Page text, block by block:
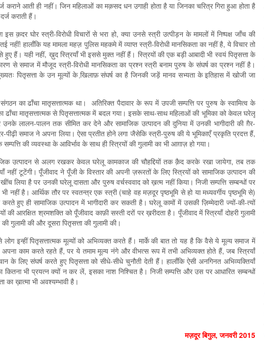
कराने आती ही नहीं। जिन महिलाओं का मक़सद धन उगाही होता है या जिनका चरित्र गिरा हुआ होता है
कराती हैं।
इस क़दर घोर स्त्री-विरोधी विचारों से भरा हो, क्या उनसे स्त्री उत्पीड़न के मामलों में निष्पक्ष जाँच की
नहीं! हालाँकि यह मामला महज़ पुलिस महकमे में व्याप्त स्त्री-विरोधी मानसिकता का नहीं है, ये विचार तो
हैं। यही नहीं, ख़ुद स्त्रियाँ भी इससे मुक्त नहीं हैं। स्त्रियों की एक बड़ी आबादी भी स्वयं पितृसत्ता के
से समाज में मौजूद स्त्री-विरोधी मानसिकता का प्रश्न स्त्री बनाम पुरुष के संघर्ष का प्रश्न नहीं है।
पितृसत्ता के उन मूल्यों के खि़लाफ़ संघर्ष का है जिनकी जड़ें मानव सभ्यता के इतिहास में खोजी जा
संगठन का ढाँचा मातृसत्तात्मक था। अतिरिक्त पैदावार के रूप में उपजी सम्पत्ति पर पुरुष के स्वामित्व के
ढाँचा मातृसत्तात्मक से पितृसत्तात्मक में बदल गया। इसके साथ-साथ महिलाओं की भूमिका को केवल घरेलू
लालन-पालन तक सीमित कर देने और सामाजिक उत्पादन की दुनिया में उनकी भागीदारी की ग़ैर-
पीढ़ी समाज ने अपना लिया। ऐसा प्रतीत होने लगा जैसेकि स्त्री-पुरुष की ये भूमिकाएँ प्रकृति प्रदत्त हैं,
की व्यवस्था के आविर्भाव के साथ ही स्त्रियों की गुलामी का भी आग़ाज़ हो गया।
उत्पादन से अलग रखकर केवल घरेलू कामकाज की चौहद्दियों तक क़ैद करके रखा जायेगा, तब तक
नहीं टूटेंगी। पूँजीवाद ने पूँजी के विस्तार की अपनी ज़रूरतों के लिए स्त्रियों को सामाजिक उत्पादन की
लिया है पर उनकी घरेलू दासता और पुरुष वर्चस्ववाद को ख़त्म नहीं किया। निजी सम्पत्ति सम्बन्धों पर
नहीं है। आर्थिक तौर पर स्वतन्त्र एक स्त्री (चाहे वह मज़दूर पृष्ठभूमि से हो या मध्यवर्गीय पृष्ठभूमि से)
हुए ही सामाजिक उत्पादन में भागीदारी कर सकती है। घरेलू कामों में उसकी ज़िम्मेदारी ज्यों-की-त्यों
की आरक्षित श्रमशक्ति को पूँजीवाद काफ़ी सस्ती दरों पर ख़रीदता है। पूँजीवाद में स्त्रियाँ दोहरी गुलामी
गुलामी की और दूसरा पितृसत्ता की गुलामी की।
इन्हीं पितृसत्तात्मक मूल्यों को अभिव्यक्त करते हैं। मार्के की बात तो यह है कि वैसे ये मूल्य समाज में
काम करते रहते हैं, पर ये तमाम मूल्य नंगे और वीभत्स रूप में तभी अभिव्यक्त होते हैं, जब स्त्रियाँ
के लिए संघर्ष करते हुए पितृसत्ता को सीधे-सीधे चुनौती देती हैं। हालाँकि ऐसी अनगिनत अभिव्यक्तियाँ
कितना भी प्रयत्न क्यों न कर लें, इसका नाश निश्चित है। निजी सम्पत्ति और उस पर आधारित सम्बन्धों
का ख़ात्मा भी अवश्यम्भावी है।
मज़दूर बिगुल,जनवरी2015